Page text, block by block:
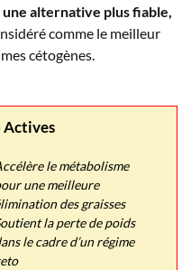
une alternative plus fiable,
comme le meilleur
cétogènes.
Actives
le métabolisme
une meilleure
des graisses
la perte de poids
le cadre d’un régime